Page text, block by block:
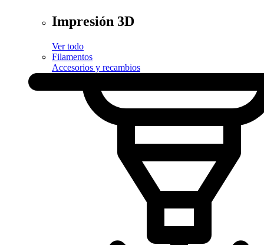
Impresión 3D
Ver todo
Filamentos
Accesorios y recambios